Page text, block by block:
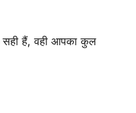
हैं, वही आपका कुल